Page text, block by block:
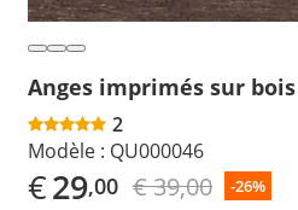
Anges imprimés sur
2
Modèle : QU000046
€29,00 € 39,00 -26%